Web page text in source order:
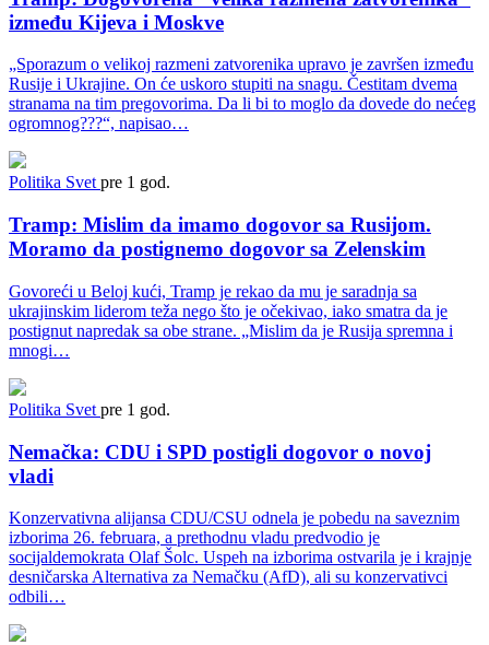
između Kijeva i Moskve
„Sporazum o velikoj razmeni zatvorenika upravo je završen između
Rusije i Ukrajine. On će uskoro stupiti na snagu. Čestitam dvema
stranama na tim pregovorima. Da li bi to moglo da dovede do nećeg
ogromnog???“, napisao…
Politika Svet pre 1 god.
Tramp: Mislim da imamo dogovor sa Rusijom.
Moramo da postignemo dogovor sa Zelenskim
Govoreći u Beloj kući, Tramp je rekao da mu je saradnja sa
ukrajinskim liderom teža nego što je očekivao, iako smatra da je
postignut napredak sa obe strane. „Mislim da je Rusija spremna i
mnogi…
Politika Svet pre 1 god.
Nemačka: CDU i SPD postigli dogovor o novoj
vladi
Konzervativna alijansa CDU/CSU odnela je pobedu na saveznim
izborima 26. februara, a prethodnu vladu predvodio je
socijaldemokrata Olaf Šolc. Uspeh na izborima ostvarila je i krajnje
desničarska Alternativa za Nemačku (AfD), ali su konzervativci
odbili…